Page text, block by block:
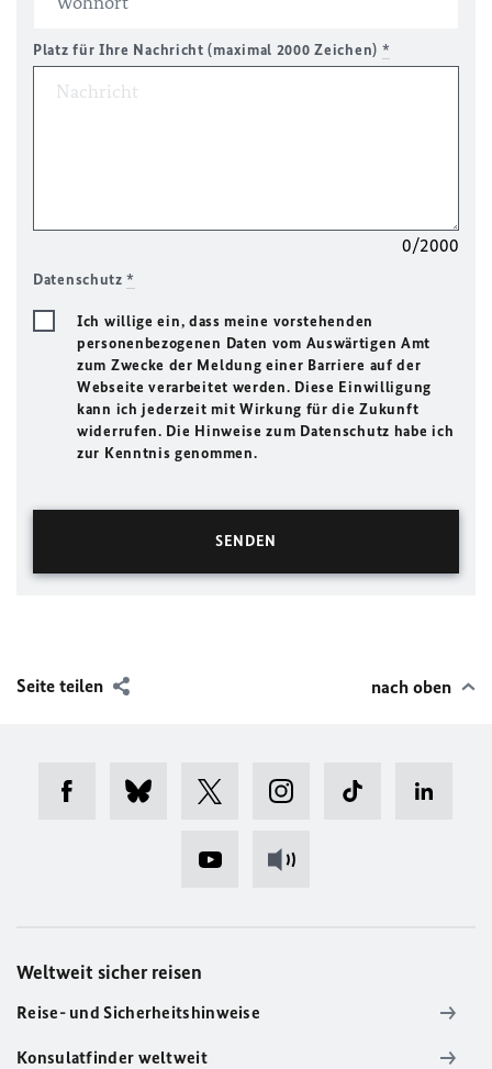
Platz für Ihre Nachricht (maximal 2000 Zeichen) *
0/2000
Datenschutz*
Ich willige ein, dass meine vorstehenden
personenbezogenen Daten vom Auswärtigen Amt
zum Zwecke der Meldung einer Barriere auf der
Webseite verarbeitet werden. Diese Einwilligung
kann ich jederzeit mit Wirkung für die Zukunft
widerrufen. Die Hinweise zum Datenschutz habe ich
zur Kenntnis genommen.
Seite teilen nach oben
Weltweit sicher reisen
Reise- und Sicherheitshinweise
Konsulatfinder weltweit